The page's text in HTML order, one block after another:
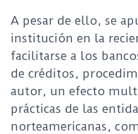
A pesar de ello, se
institución en la
facilitarse a los
de créditos,
autor, un efecto
prácticas de las
norteamericanas,